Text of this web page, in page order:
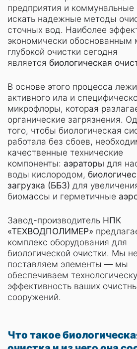
предприятия и
искать надежные методы
сточных вод. Наиболее
экономически обоснованным
глубокой очистки сегодня
является биологическая
В основе этого процесса
активного ила и
микрофлоры, которая
органические загрязнения.
того, чтобы биологическая
работала без сбоев,
качественные технические
компоненты: аэраторы для
воды кислородом,
загрузка (ББЗ) для
биомассы и герметичные
Завод-производитель НПК
«ТЕХВОДПОЛИМЕР»
комплекс оборудования для
биологической очистки. Мы
поставляем элементы — мы
обеспечиваем
эффективность ваших
сооружений.
Что такое